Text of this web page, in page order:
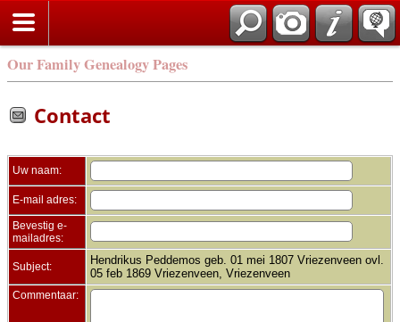
Our Family Genealogy Pages
Contact
Uw naam:
E-mail adres:
Bevestig e-
mailadres:
Subject:
Hendrikus Peddemos geb. 01 mei 1807 Vriezenveen ovl.
05 feb 1869 Vriezenveen, Vriezenveen
Commentaar: